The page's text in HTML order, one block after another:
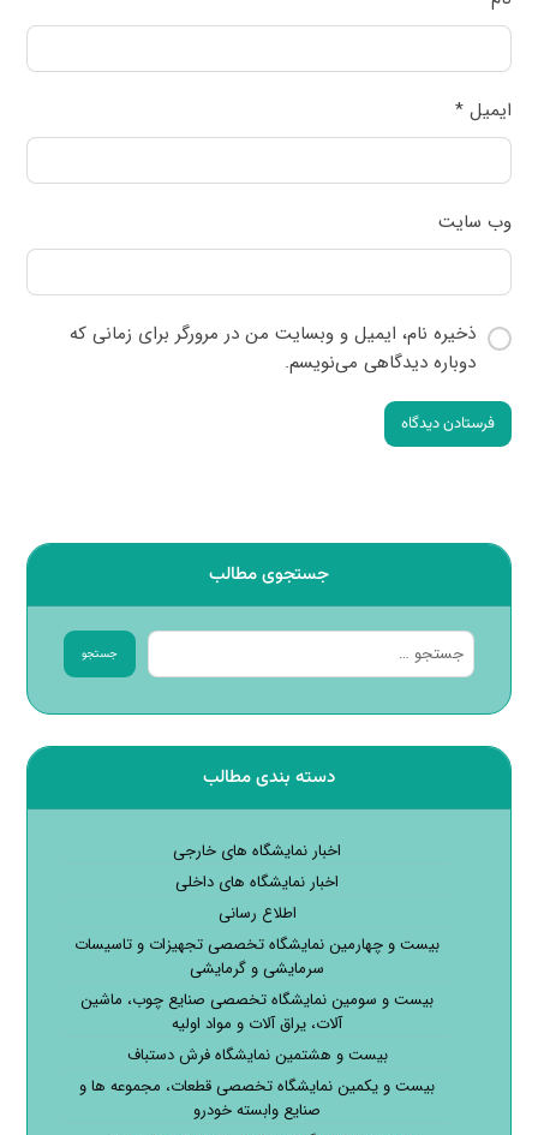
ایمیل*
وب‌ سایت
ذخیره نام، ایمیل و وبسایت من در مرورگر برای زمانی که
دوباره دیدگاهی می‌نویسم.
فرستادن دیدگاه
جستجوی مطالب
جستجو
دسته بندی مطالب
اخبار نمایشگاه های خارجی
اخبار نمایشگاه های داخلی
اطلاع رسانی
بیست و چهارمین نمایشگاه تخصصی تجهیزات و تاسیسات
سرمایشی و گرمایشی
بیست و سومین نمایشگاه تخصصی صنایع چوب، ماشین
آلات، یراق آلات و مواد اولیه
بیست و هشتمین نمایشگاه فرش دستباف
بیست و یکمین نمایشگاه تخصصی قطعات، مجموعه ها و
صنایع وابسته خودرو